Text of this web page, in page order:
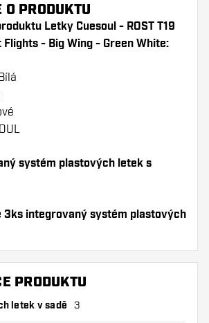
PRODUKTU
Letky Cuesoul - ROST T19
- Big Wing - Green White:
systém plastových letek s
3ks integrovaný systém plastových
(1sada).
mohou používáním poškodit
PRODUKTU
letek v sadě 3